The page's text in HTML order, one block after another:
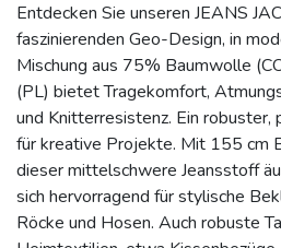
Entdecken Sie unseren JEANS
faszinierenden Geo-Design, in
Mischung aus 75% Baumwolle
(PL) bietet Tragekomfort,
und Knitterresistenz. Ein
für kreative Projekte. Mit 155 cm
dieser mittelschwere Jeansstoff
sich hervorragend für stylische
Röcke und Hosen. Auch robuste